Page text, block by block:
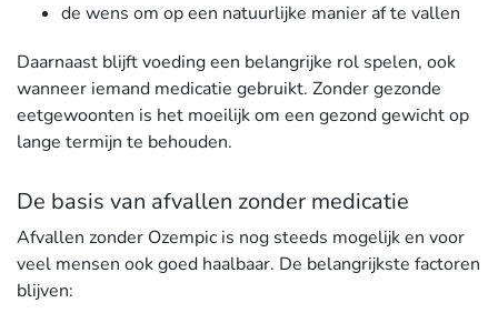
de wens om op een natuurlijke manier af te vallen
Daarnaast blijft voeding een belangrijke rol spelen, ook
wanneer iemand medicatie gebruikt. Zonder gezonde
eetgewoonten is het moeilijk om een gezond gewicht op
lange termijn te behouden.
De basis van afvallen zonder medicatie
Afvallen zonder Ozempic is nog steeds mogelijk en voor
veel mensen ook goed haalbaar. De belangrijkste factoren
blijven: